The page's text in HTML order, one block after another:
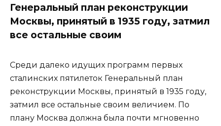
Генеральный план реконструкции
Москвы, принятый в 1935 году, затмил
все остальные своим
Среди далеко идущих программ первых
сталинских пятилеток Генеральный план
реконструкции Москвы, принятый в 1935 году,
затмил все остальные своим величием. По
плану Москва должна была почти мгновенно